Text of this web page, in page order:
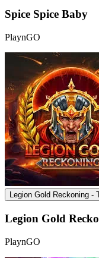
Spice Spice Baby
PlaynGO
Legion Gold Reckoning -
Legion Gold
PlaynGO